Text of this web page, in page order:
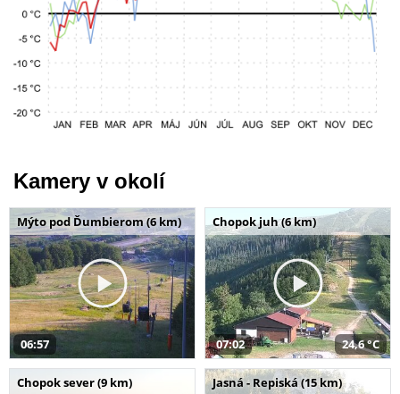
Kamery v okolí
Mýto pod Ďumbierom (6 km)
06:57
Chopok juh (6 km)
07:02 24,6 °C
Chopok sever (9 km) Jasná - Repiská (15 km)